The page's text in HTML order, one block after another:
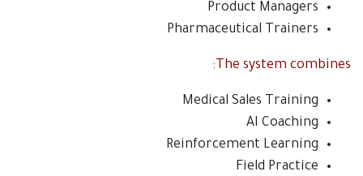
Product Managers
Pharmaceutical Trainers
The system combines:
Medical Sales Training
AI Coaching
Reinforcement Learning
Field Practice